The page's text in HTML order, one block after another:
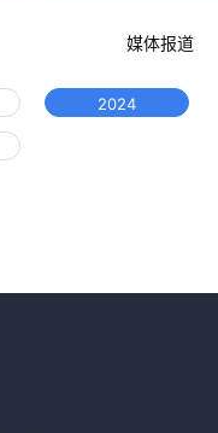
媒体报道
2024